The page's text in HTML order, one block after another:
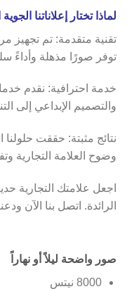
لماذا تختار إعلاناتنا
تقنية متقدمة: تم تجهيز
توفر صورًا مذهلة وأداءً
خدمة احترافية: نقدم
والتصميم الإبداعي إلى
نتائج مثبتة: حققت حلولنا
وضوح العلامة التجارية
اجعل علامتك التجارية
الرائدة. اتصل بنا الآن
صور واضحة ليلاً أو نهاراً
8000 نيتس